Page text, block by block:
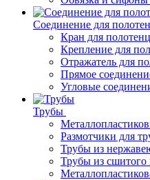
Соединение для
Кран для
Крепление для
Отражатель для
Прямое
Угловые
Трубы
Размотчики для
Трубы из
Трубы из сшитого